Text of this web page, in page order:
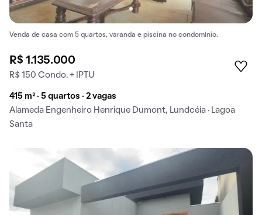
Venda de casa com 5 quartos, varanda e piscina no condomínio.
R$ 1.135.000
R$ 150 Condo. + IPTU
415 m² · 5 quartos · 2 vagas
Alameda Engenheiro Henrique Dumont, Lundcéia · Lagoa
Santa